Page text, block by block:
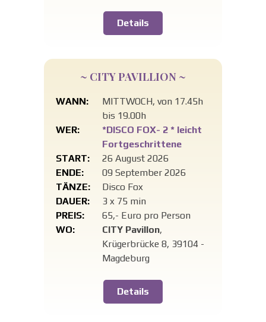
Details
~ CITY PAVILLION ~
WANN:
MITTWOCH, von 17.45h
bis 19.00h
WER:
*DISCO FOX- 2 * leicht
Fortgeschrittene
START:
26 August 2026
ENDE:
09 September 2026
TÄNZE:
Disco Fox
DAUER:
3 x 75 min
PREIS:
65,- Euro pro Person
WO:
CITY Pavillon,
Krügerbrücke 8, 39104 -
Magdeburg
Details